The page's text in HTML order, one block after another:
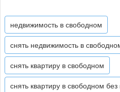
недвижимость в свободном
снять недвижимость в
снять квартиру в свободном
снять квартиру в свободном